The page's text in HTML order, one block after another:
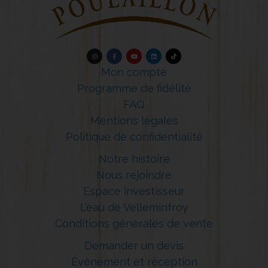
Mon compte
Programme de fidélité
FAQ
Mentions légales
Politique de confidentialité
Notre histoire
Nous rejoindre
Espace investisseur
L’eau de Velleminfroy
Conditions générales de vente
Demander un devis
Évènement et réception